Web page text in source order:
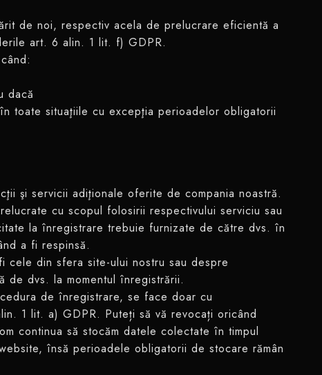
de noi, respectiv acela de prelucrare eficientă a
art. 6 alin. 1 lit. f) GDPR.
dacă
toate situaţiile cu excepţia perioadelor obligatorii
şi servicii adiţionale oferite de compania noastră.
cu scopul folosirii respectivului serviciu sau
la înregistrare trebuie furnizate de către dvs. în
a fi respinsă.
cele din sfera site-ului nostru sau despre
de dvs. la momentul înregistrării.
de înregistrare, se face doar cu
1 lit. a) GDPR. Puteți să vă revocați oricând
continua să stocăm datele colectate în timpul
însă perioadele obligatorii de stocare rămân